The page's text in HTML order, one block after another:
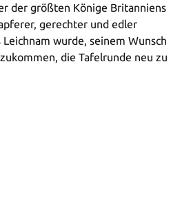
der größten Könige Britanniens
gerechter und edler
wurde, seinem Wunsch
die Tafelrunde neu zu